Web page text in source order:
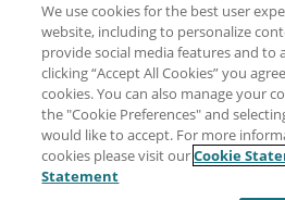
共有: メール
ツイッター
We use cookies for the best user
website, including to personalize
provide social media features and to
clicking “Accept All Cookies” you
cookies. You can also manage your
the "Cookie Preferences" and
would like to accept. For more
cookies please visit ourCookie
Statement